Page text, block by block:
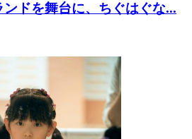
ンドを舞台に、ちぐはぐな...